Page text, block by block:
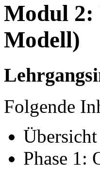
Modul 2:
Modell)
Folgende
Phase 1: